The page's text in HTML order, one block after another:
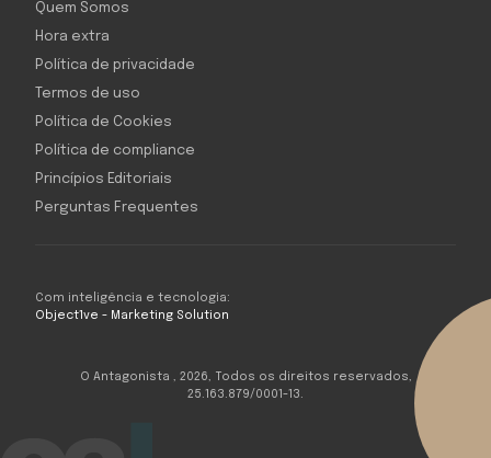
Com inteligência e tecnologia:
Object1ve - Marketing Solution
Quem Somos
Hora extra
Política de privacidade
Termos de uso
Política de Cookies
Política de compliance
Princípios Editoriais
Perguntas Frequentes
O Antagonista , 2026, Todos os direitos reservados,
25.163.879/0001-13.